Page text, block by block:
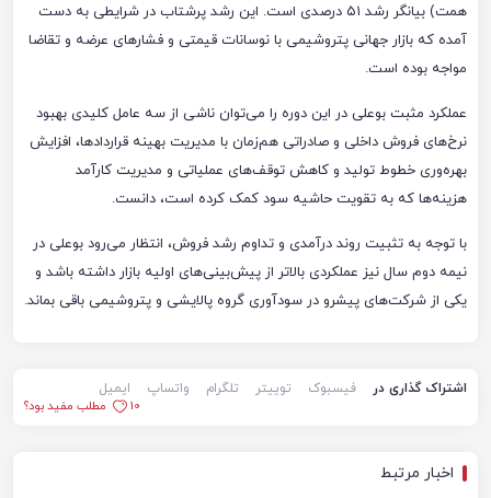
همت) بیانگر رشد ۵۱ درصدی است. این رشد پرشتاب در شرایطی به دست
آمده که بازار جهانی پتروشیمی با نوسانات قیمتی و فشارهای عرضه و تقاضا
مواجه بوده است.
عملکرد مثبت بوعلی در این دوره را می‌توان ناشی از سه عامل کلیدی بهبود
نرخ‌های فروش داخلی و صادراتی هم‌زمان با مدیریت بهینه قراردادها، افزایش
بهره‌وری خطوط تولید و کاهش توقف‌های عملیاتی و مدیریت کارآمد
هزینه‌ها که به تقویت حاشیه سود کمک کرده است، دانست.
با توجه به تثبیت روند درآمدی و تداوم رشد فروش، انتظار می‌رود بوعلی در
نیمه دوم سال نیز عملکردی بالاتر از پیش‌بینی‌های اولیه بازار داشته باشد و
یکی از شرکت‌های پیشرو در سودآوری گروه پالایشی و پتروشیمی باقی بماند.
اشتراک گذاری در فیسبوک توییتر تلگرام واتساپ
ایمیل
10
مطلب مفید بود؟
اخبار مرتبط